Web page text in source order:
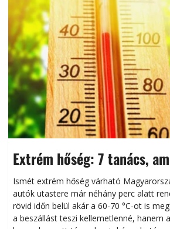
Extrém hőség: 7 tanács,
megóvhatjuk autónkat a
Ismét extrém hőség várható
autók utastere már néhány perc alatt
rövid időn belül akár a 60-70 °C-ot is
a beszállást teszi kellemetlenné, hanem